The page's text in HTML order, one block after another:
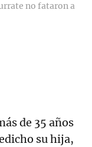
no fataron a
de 35 años
su hija,